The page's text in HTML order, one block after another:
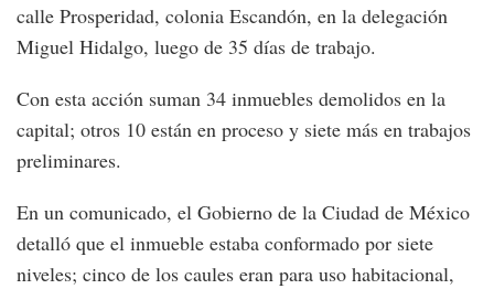
calle Prosperidad, colonia Escandón, en la delegación
Miguel Hidalgo, luego de 35 días de trabajo.
Con esta acción suman 34 inmuebles demolidos en la
capital; otros 10 están en proceso y siete más en trabajos
preliminares.
En un comunicado, el Gobierno de la Ciudad de México
detalló que el inmueble estaba conformado por siete
niveles; cinco de los caules eran para uso habitacional,